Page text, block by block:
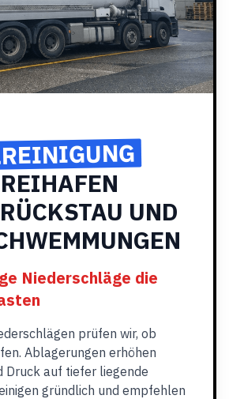
UND
Niederschläge die
prüfen wir, ob
Ablagerungen erhöhen
Druck auf tiefer liegende
gründlich und empfehlen